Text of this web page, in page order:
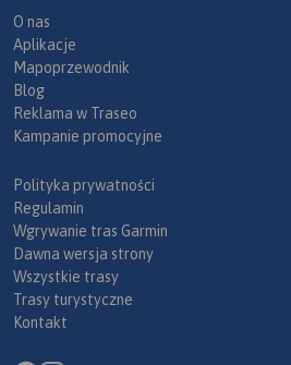
O nas
Aplikacje
Mapoprzewodnik
Blog
Reklama w Traseo
Kampanie promocyjne
Polityka prywatności
Regulamin
Wgrywanie tras Garmin
Dawna wersja strony
Wszystkie trasy
Trasy turystyczne
Kontakt